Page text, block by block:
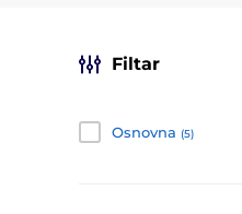
Filtar
Osnovna (5)